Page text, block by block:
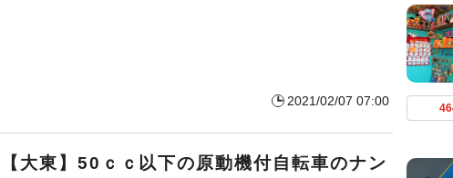
2021/02/07 07:00
【大東】50ｃｃ以下の原動機付自転車のナン